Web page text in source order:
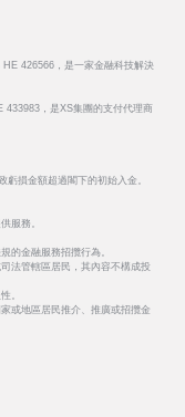
426566，是一家金融科技解決
433983，是XS集團的支付代理商
損金額超過閣下的初始入金。
服務。
的金融服務招攬行為。
法管轄區居民，其內容不構成投
。
或地區居民推介、推廣或招攬金